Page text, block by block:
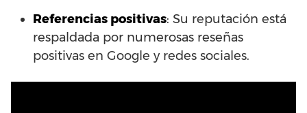
Referencias positivas: Su reputación está
respaldada por numerosas reseñas
positivas en Google y redes sociales.